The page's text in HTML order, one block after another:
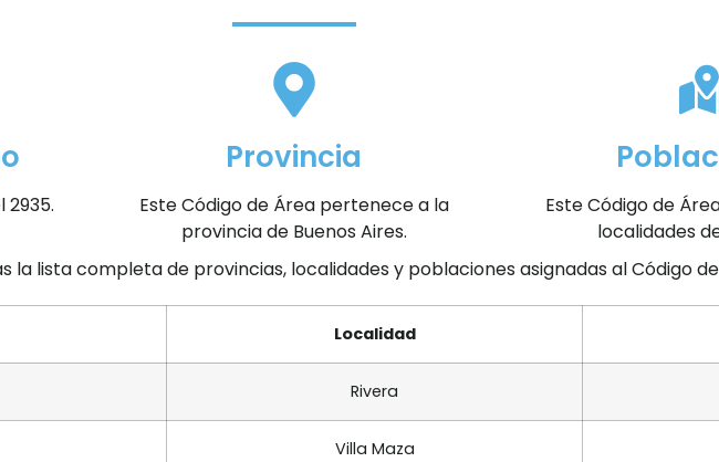
2935.
Provincia
Este Código de Área pertenece a la
provincia de Buenos Aires.
Este Código de
localidades
la lista completa de provincias, localidades y poblaciones asignadas al Código
Localidad
Rivera
Villa Maza